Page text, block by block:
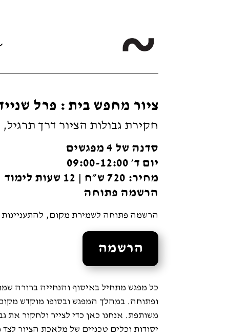
ציור מחפש בית : פרל
חקירת גבולות הציור דרך
סדנה של 4 מפגשים
יום ד׳ 09:00-12:00
מחיר: 720 ש״ח | 12 שעות לימוד
הרשמה פתוחה
הרשמה פתוחה לשמירת מקום,
הרשמה
כל מפגש מתחיל באיסוף והנחייה ברורה
ופתוחה. במהלך המפגש ובסופו מוקדש
משותפת. אנחנו כאן כדי לצייר ולחקור את
יסודות וכלים טכניים של מלאכת הציור